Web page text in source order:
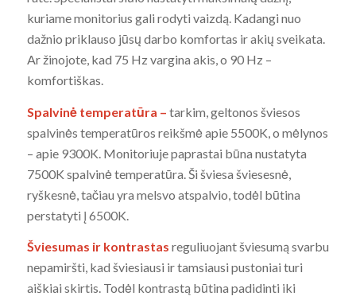
kuriame monitorius gali rodyti vaizdą. Kadangi nuo
dažnio priklauso jūsų darbo komfortas ir akių sveikata.
Ar žinojote, kad 75 Hz vargina akis, o 90 Hz –
komfortiškas.
Spalvinė temperatūra – tarkim, geltonos šviesos
spalvinės temperatūros reikšmė apie 5500K, o mėlynos
– apie 9300K. Monitoriuje paprastai būna nustatyta
7500K spalvinė temperatūra. Ši šviesa šviesesnė,
ryškesnė, tačiau yra melsvo atspalvio, todėl būtina
perstatyti į 6500K.
Šviesumas ir kontrastas reguliuojant šviesumą svarbu
nepamiršti, kad šviesiausi ir tamsiausi pustoniai turi
aiškiai skirtis. Todėl kontrastą būtina padidinti iki